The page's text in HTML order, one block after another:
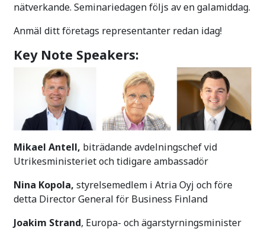
nätverkande. Seminariedagen följs av en galamiddag.
Anmäl ditt företags representanter redan idag!
Key Note Speakers:
Mikael Antell, biträdande avdelningschef vid
Utrikesministeriet och tidigare ambassadör
Nina Kopola, styrelsemedlem i Atria Oyj och före
detta Director General för Business Finland
Joakim Strand, Europa- och ägarstyrningsminister